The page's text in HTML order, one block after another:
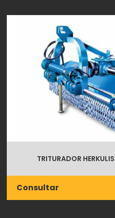
TRITURADOR
Consultar